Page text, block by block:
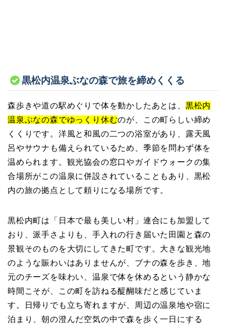
黒松内温泉ぶなの森で旅を締めくくる
森歩きや道の駅めぐりで体を動かしたあとは、 黒松内
温泉ぶなの森でゆっくり休むのが、この町らしい締め
くくりです。洋風と和風の二つの浴室があり、露天風
呂やサウナも備えられているため、季節を問わず体を
温められます。観光協会の窓口やガイドウォークの集
合場所がこの温泉に併設されていることもあり、黒松
内の旅の拠点として頼りになる場所です。
黒松内町は「日本で最も美しい村」連合にも加盟して
おり、派手さよりも、手入れの行き届いた田園と森の
景観そのものを大切にしてきた町です。大きな観光地
のような賑わいはありませんが、ブナの森を歩き、地
元のチーズを味わい、温泉で体を休めるという静かな
時間こそが、この町を訪ねる醍醐味だと感じていま
す。日帰りでも立ち寄れますが、周辺の温泉地や宿に
泊まり、朝の澄んだ空気の中で森を歩く一日にする